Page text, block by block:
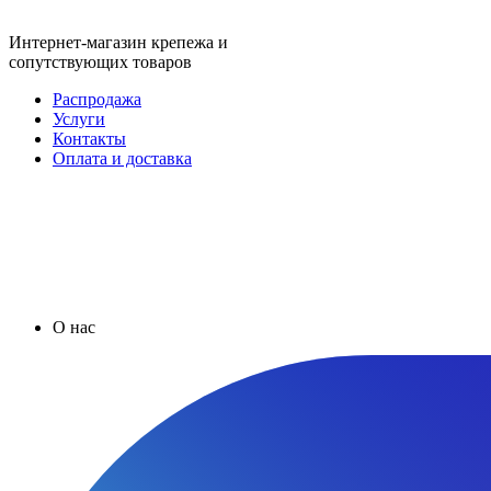
Интернет-магазин крепежа и
сопутствующих товаров
Распродажа
Услуги
Контакты
Оплата и доставка
О нас